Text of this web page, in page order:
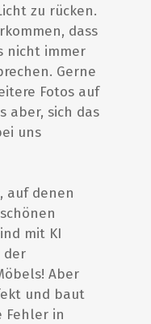
zu rücken.
dass
nicht immer
Gerne
Fotos auf
aber, sich das
uns
auf denen
mit KI
der
Aber
und baut
Fehler in